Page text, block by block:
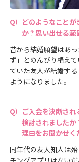
どのようなこと
か？思い出せる範
昔から結婚願望はあ
ず」とのんびり構え
ていた友人が結婚す
ようになりました。
ご入会を決断さ
検討されましたか
理由をお聞かせく
同年代の友人知人は
チングアプリはない